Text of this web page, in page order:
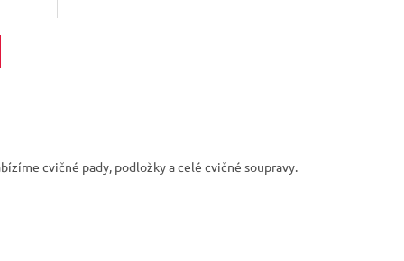
cvičné pady, podložky a celé cvičné soupravy.